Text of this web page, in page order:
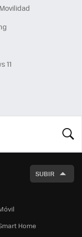
11
SUBIR
Home